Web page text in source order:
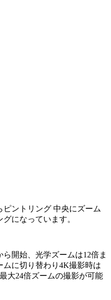
ントリング 中央にズーム
になっています。
ら開始、光学ズームは12倍ま
に切り替わり4K撮影時は
大24倍ズームの撮影が可能